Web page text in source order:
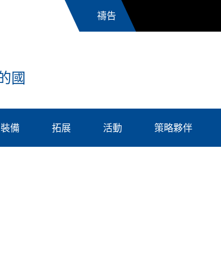
裝備 拓展 活動 策略夥伴